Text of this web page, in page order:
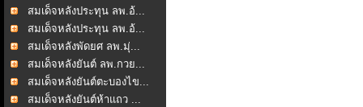
สมเด็จหลังประทุน ลพ.อ้...
สมเด็จหลังประทุน ลพ.อ้...
สมเด็จหลังพัดยศ ลพ.มุ่...
สมเด็จหลังยันต์ ลพ.กวย...
สมเด็จหลังยันต์ตะบองไข...
สมเด็จหลังยันต์ห้าแถว ...